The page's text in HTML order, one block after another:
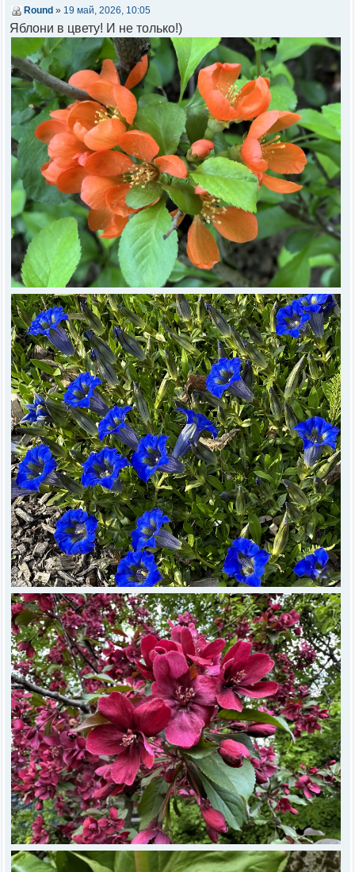
Round » 19 май, 2026, 10:05
Яблони в цвету! И не только!)